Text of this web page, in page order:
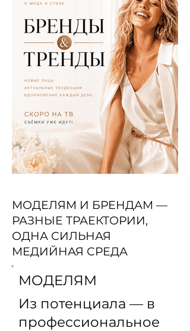
МОДЕЛЯМ И БРЕНДАМ —
РАЗНЫЕ ТРАЕКТОРИИ,
ОДНА СИЛЬНАЯ
МЕДИЙНАЯ СРЕДА
МОДЕЛЯМ
Из потенциала — в
профессиональное